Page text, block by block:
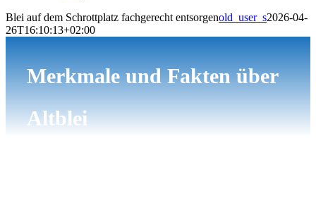
Blei auf dem Schrottplatz fachgerecht entsorgenold_user_s2026-04-
26T16:10:13+02:00
Merkmale und Fakten über
Altblei